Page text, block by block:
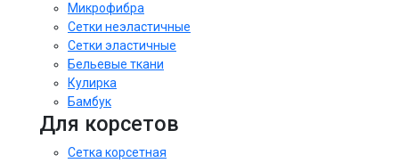
Микрофибра
Сетки неэластичные
Сетки эластичные
Бельевые ткани
Кулирка
Бамбук
Для корсетов
Сетка корсетная